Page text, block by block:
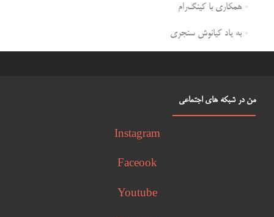
همکاری با کینگ‌رام
به یاد کیانوش سنجری
من در شبکه های اجتماعی
Instagram
Faceook
Youtube